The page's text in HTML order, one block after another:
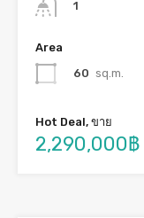
1
Area
60 sq.m.
Hot Deal, ขาย
2,290,000฿